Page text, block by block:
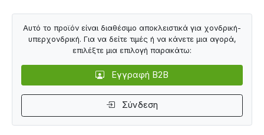
Αυτό το προϊόν είναι διαθέσιμο αποκλειστικά για χονδρική-
υπερχονδρική. Για να δείτε τιμές ή να κάνετε μια αγορά,
επιλέξτε μια επιλογή παρακάτω:
Εγγραφή B2B
Σύνδεση